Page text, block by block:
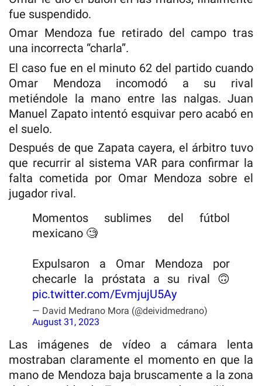
fue suspendido.
Omar Mendoza fue retirado del campo tras
una incorrecta “charla”.
El caso fue en el minuto 62 del partido cuando
Omar Mendoza incomodó a su rival
metiéndole la mano entre las nalgas. Juan
Manuel Zapato intentó esquivar pero acabó en
el suelo.
Después de que Zapata cayera, el árbitro tuvo
que recurrir al sistema VAR para confirmar la
falta cometida por Omar Mendoza sobre el
jugador rival.
Momentos sublimes del fútbol
mexicano 🧐
Expulsaron a Omar Mendoza por
checarle la próstata a su rival 🙃
pic.twitter.com/EvmjujU5Ay
— David Medrano Mora (@deividmedrano)
August 31, 2023
Las imágenes de vídeo a cámara lenta
mostraban claramente el momento en que la
mano de Mendoza baja bruscamente a la zona